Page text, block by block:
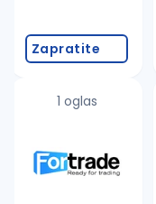
promenite
Zapratite
1 oglas